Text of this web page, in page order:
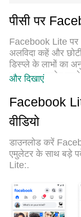
पीसी पर
Facebook Lite पर
अलविदा कहें और
डिस्प्ले के लाभों का
माउस का उपयोग
सुविधाएँ हैं जिनकी
आसान सेटअप, सहज
कोई डेटा या कॉल
विकल्प है। हमारा
अधिक खातों को
बात यह है कि
अनुभव मिलता है।
और दिखाएं
Facebook
वीडियो
डाउनलोड करें
एमुलेटर के साथ बड़े
Lite:.